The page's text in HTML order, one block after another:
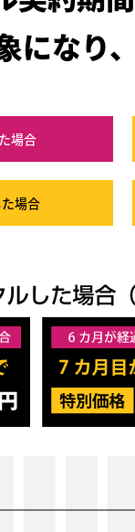
になり
場合
場合